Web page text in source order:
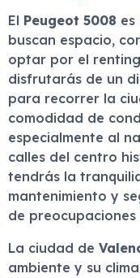
El Peugeot 5008 es
buscan espacio,
optar por el
disfrutarás de un
para recorrer la
comodidad de
especialmente al
calles del centro
tendrás la
mantenimiento y
de preocupaciones
La ciudad de
ambiente y su